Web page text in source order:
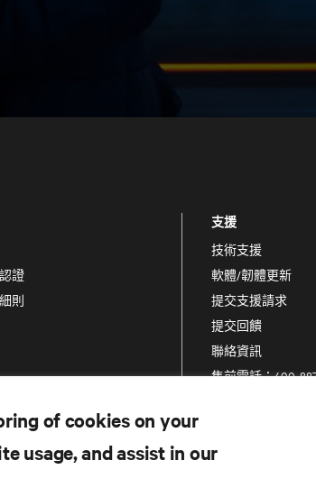
證
則
支援
技術支援
軟體/韌體更新
提交支援請求
提交回饋
聯絡資訊
售前電話：400-
資訊和產品安全
of cookies on your
usage, and assist in our